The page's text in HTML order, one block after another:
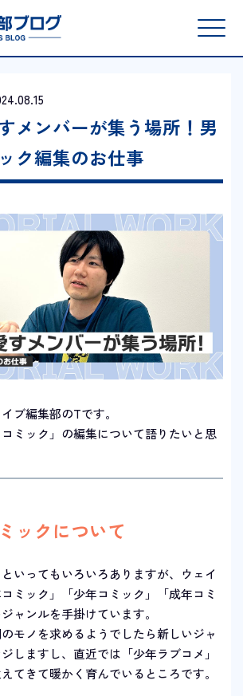
メンバーが集う場所！男
ク編集のお仕事
ブ編集部のTです。
ミック」の編集について語りたいと思
ックについて
いってもいろいろありますが、ウェイ
ミック」「少年コミック」「成年コミ
ャンルを手掛けています。
モノを求めるようでしたら新しいジャ
しますし、直近では「少年ラブコメ」
てきて暖かく育んでいるところです。